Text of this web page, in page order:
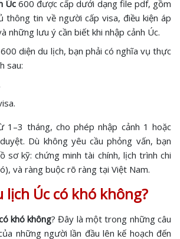
Úc600 được cấp dưới dạng file pdf, gồm
thông tin về người cấp visa, điều kiện áp
những lưu ý cần biết khi nhập cảnh Úc.
diện du lịch, bạn phải có nghĩa vụ thực
sau:
1–3 tháng, cho phép nhập cảnh 1 hoặc
Dù không yêu cầu phỏng vấn, bạn
sơ kỹ: chứng minh tài chính, lịch trình chi
và ràng buộc rõ ràng tại Việt Nam.
lịch Úc có khó không?
khó không? Đây là một trong những câu
những người lần đầu lên kế hoạch đến